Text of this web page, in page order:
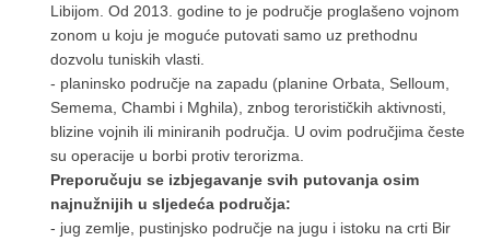
Libijom. Od 2013. godine to je područje proglašeno vojnom
zonom u koju je moguće putovati samo uz prethodnu
dozvolu tuniskih vlasti.
- planinsko područje na zapadu (planine Orbata, Selloum,
Semema, Chambi i Mghila), znbog terorističkih aktivnosti,
blizine vojnih ili miniranih područja. U ovim područjima česte
su operacije u borbi protiv terorizma.
Preporučuju se izbjegavanje svih putovanja osim
najnužnijih u sljedeća područja:
- jug zemlje, pustinjsko područje na jugu i istoku na crti Bir